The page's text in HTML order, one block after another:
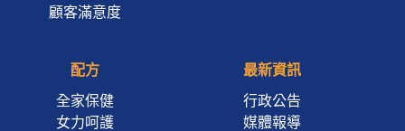
顧客滿意度
配方
全家保健
女力呵護
最新資訊
行政公告
媒體報導